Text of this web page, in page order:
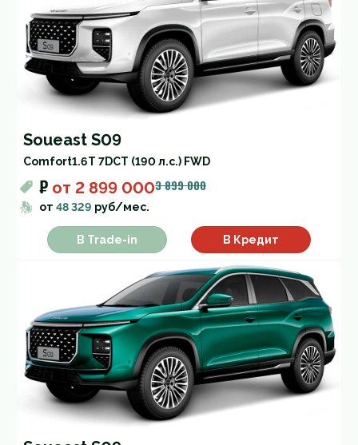
Soueast S09
Comfort1.6T 7DCT (190 л.с.) FWD
₽ от 2 899 0003 899 000
от 48 329 руб/мес.
В Trade-in В Кредит